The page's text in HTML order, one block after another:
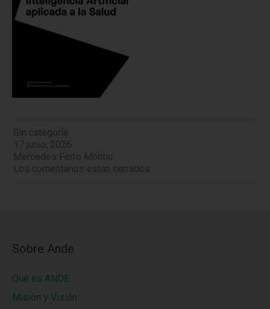
Sin categoría
17 junio, 2026
Mercedes Ferro Montiu
Los comentarios están cerrados.
Sobre Ande
Qué es ANDE
Misión y Visión